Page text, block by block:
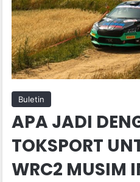
Buletin
APA JADI
TOKSPORT
WRC2 MUSIM